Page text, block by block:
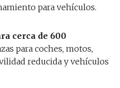
para vehículos.
cerca de 600
para coches, motos,
reducida y vehículos